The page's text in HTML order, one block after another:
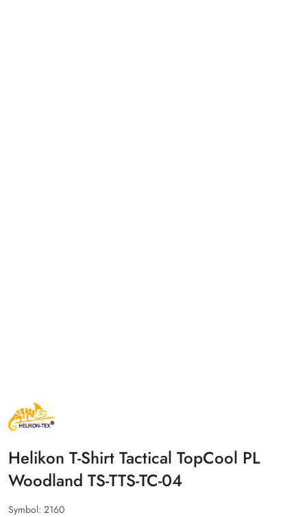
NAZWA
PRODUCENTA:
HELIKON
Helikon T-Shirt Tactical TopCool PL
Woodland TS-TTS-TC-04
Symbol: 2160